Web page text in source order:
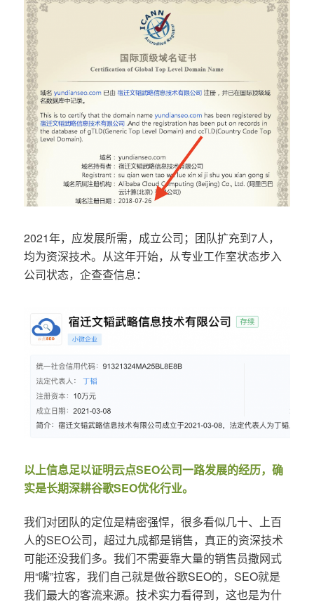
2021年，应发展所需，成立公司；团队扩充到7人，
均为资深技术。从这年开始，从专业工作室状态步入
公司状态，企查查信息：
以上信息足以证明云点SEO公司一路发展的经历，确
实是长期深耕谷歌SEO优化行业。
我们对团队的定位是精密强悍，很多看似几十、上百
人的SEO公司，超过九成都是销售，真正的资深技术
可能还没我们多。我们不需要靠大量的销售员撒网式
用“嘴”拉客，我们自己就是做谷歌SEO的，SEO就是
我们最大的客流来源。技术实力看得到，这也是为什